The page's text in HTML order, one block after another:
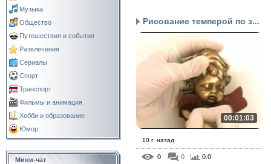
Музыка
Общество
Путешествия и события
Развлечения
Сериалы
Спорт
Транспорт
Фильмы и анимация
Хобби и образование
Юмор
Мини-чат
Рисование темперой по з...
00:01:03
10 г. назад
0 0 0.0